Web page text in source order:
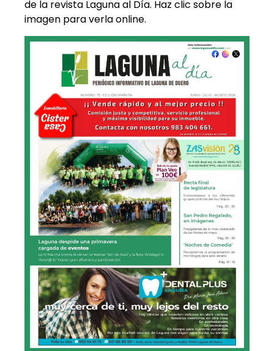
de la revista Laguna al Día. Haz clic sobre la
imagen para verla online.